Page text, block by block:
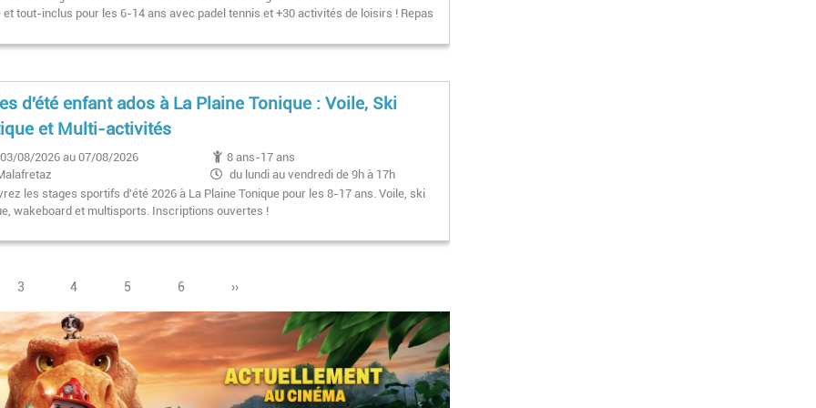
et tout-inclus pour les 6-14 ans avec padel tennis et +30 activités de loisirs ! Repas
d'été enfant ados à La Plaine Tonique : Voile, Ski
et Multi-activités
03/08/2026 au 07/08/2026
8 ans-17 ans
du lundi au vendredi de 9h à 17h
les stages sportifs d'été 2026 à La Plaine Tonique pour les 8-17 ans. Voile, ski
wakeboard et multisports. Inscriptions ouvertes !
Pagination
Page
3 Page
4 Page
5 Page
6
Page
››